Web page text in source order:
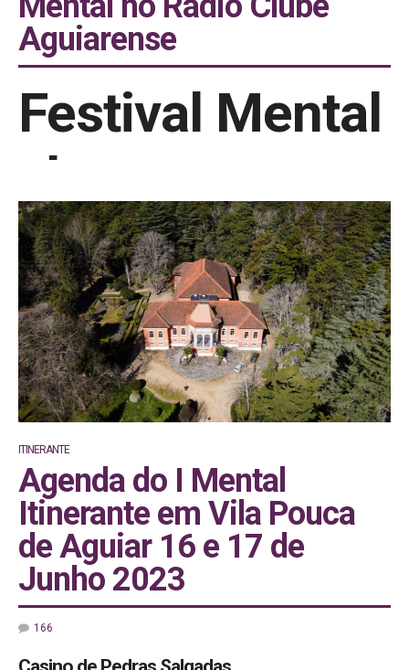
Aguiarense
Festival Mental
chega ao
Interior de
Portugal já na
sexta-feira e
no sábado
Notícia no Rádio Clube Aguiarense
ITINERANTE
Agenda do I Mental
Itinerante em Vila Pouca
de Aguiar 16 e 17 de
Junho 2023
166